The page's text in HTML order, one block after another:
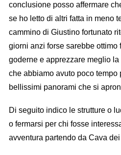
conclusione posso affermare
se ho letto di altri fatta in meno
cammino di Giustino fortunato
giorni anzi forse sarebbe ottimo
goderne e apprezzare meglio
che abbiamo avuto poco tempo
bellissimi panorami che si
Di seguito indico le strutture o
o fermarsi per chi fosse
avventura partendo da Cava